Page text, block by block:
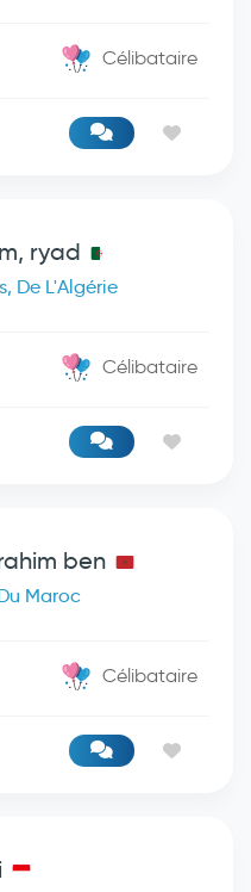
Célibataire
ryad
De L'Algérie
Célibataire
ben
Maroc
Célibataire